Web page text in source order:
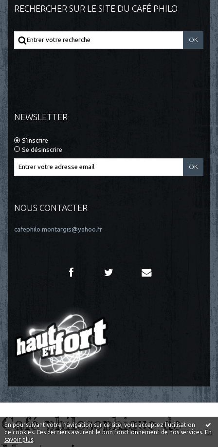
En poursuivant votre navigation sur ce site, vous acceptez l'utilisation
de cookies. Ces derniers assurent le bon fonctionnement de nos services. En
savoir plus.
RECHERCHER SUR LE SITE DU CAFÉ PHILO
NEWSLETTER
S'inscrire
Se désinscrire
NOUS CONTACTER
cafephilo.montargis@yahoo.fr
Café philosophique de